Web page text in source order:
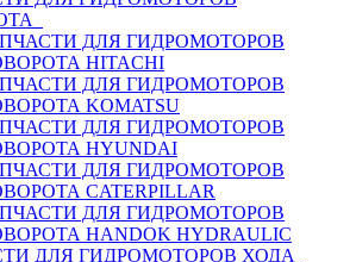
ДЛЯ ГИДРОМОТОРОВ
HITACHI
ДЛЯ ГИДРОМОТОРОВ
KOMATSU
ДЛЯ ГИДРОМОТОРОВ
HYUNDAI
ДЛЯ ГИДРОМОТОРОВ
CATERPILLAR
ДЛЯ ГИДРОМОТОРОВ
HANDOK HYDRAULIC
ДЛЯ ГИДРОМОТОРОВ ХОДА